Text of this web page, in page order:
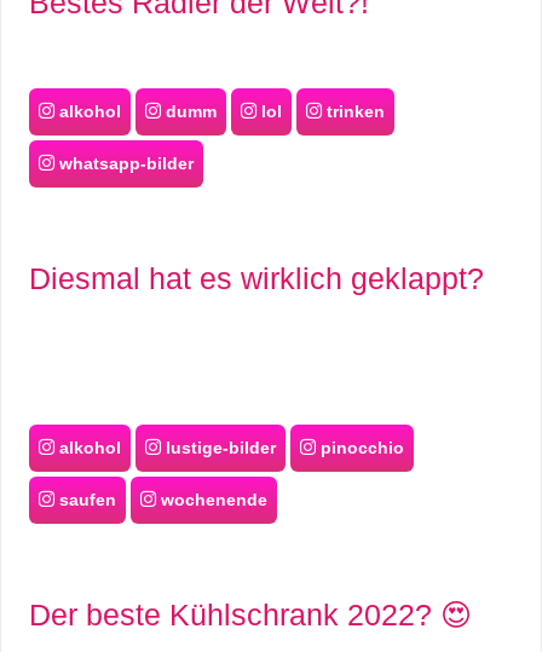
alkohol dumm lol trinken
whatsapp-bilder
Diesmal hat es wirklich geklappt?
alkohol lustige-bilder pinocchio
saufen wochenende
Der beste Kühlschrank 2022? 😍